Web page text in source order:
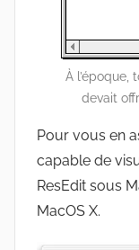
À l’époque,
devait
Pour vous en
capable de
ResEdit sous
MacOS X.